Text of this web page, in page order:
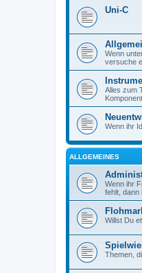
Uni-C
Wenn
versuche
Alles zum
Wenn ihr
ALLGEMEINES
Wenn ihr
fehlt, dann
Willst Du
Themen,